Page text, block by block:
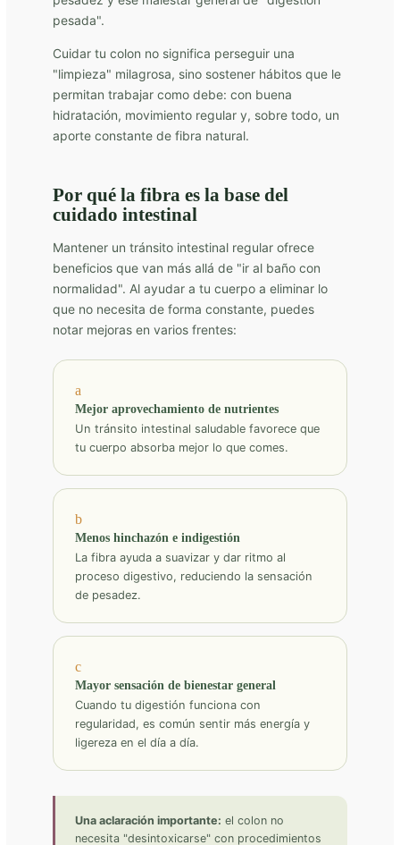
pesada".
Cuidar tu colon no significa perseguir una
"limpieza" milagrosa, sino sostener hábitos que le
permitan trabajar como debe: con buena
hidratación, movimiento regular y, sobre todo, un
aporte constante de fibra natural.
Por qué la fibra es la base del
cuidado intestinal
Mantener un tránsito intestinal regular ofrece
beneficios que van más allá de "ir al baño con
normalidad". Al ayudar a tu cuerpo a eliminar lo
que no necesita de forma constante, puedes
notar mejoras en varios frentes:
a
Mejor aprovechamiento de nutrientes
Un tránsito intestinal saludable favorece que
tu cuerpo absorba mejor lo que comes.
b
Menos hinchazón e indigestión
La fibra ayuda a suavizar y dar ritmo al
proceso digestivo, reduciendo la sensación
de pesadez.
c
Mayor sensación de bienestar general
Cuando tu digestión funciona con
regularidad, es común sentir más energía y
ligereza en el día a día.
Una aclaración importante: el colon no
necesita "desintoxicarse" con procedimientos